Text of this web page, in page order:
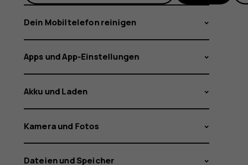
Android
update
rolled
Dein Mobiltelefon reinigen
Apps und App-Einstellungen
Akku und Laden
Kamera und Fotos
Dateien und Speicher